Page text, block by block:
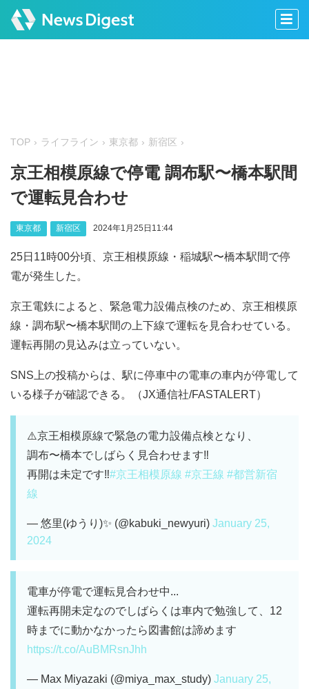
TOP ライフライン 東京都 新宿区
京王相模原線で停電 調布駅〜橋本駅間
で運転見合わせ
東京都 新宿区 2024年1月25日11:44
25日11時00分頃、京王相模原線・稲城駅〜橋本駅間で停
電が発生した。
京王電鉄によると、緊急電力設備点検のため、京王相模原
線・調布駅〜橋本駅間の上下線で運転を見合わせている。
運転再開の見込みは立っていない。
SNS上の投稿からは、駅に停車中の電車の車内が停電して
いる様子が確認できる。（JX通信社/FASTALERT）
⚠️京王相模原線で緊急の電力設備点検となり、
調布〜橋本でしばらく見合わせます‼️
再開は未定です‼️#京王相模原線 #京王線 #都営新宿
線
— 悠里(ゆうり)✨ (@kabuki_newyuri) January 25,
2024
電車が停電で運転見合わせ中...
運転再開未定なのでしばらくは車内で勉強して、12
時までに動かなかったら図書館は諦めます
https://t.co/AuBMRsnJhh
— Max Miyazaki (@miya_max_study) January 25,